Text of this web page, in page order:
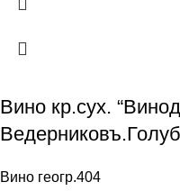
Вино кр.сух.
Вино геогр.404